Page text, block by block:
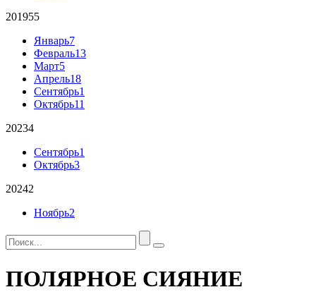
201955
Январь7
Февраль13
Март5
Апрель18
Сентябрь1
Октябрь11
20234
Сентябрь1
Октябрь3
20242
Ноябрь2
ПОЛЯРНОЕ СИЯНИЕ